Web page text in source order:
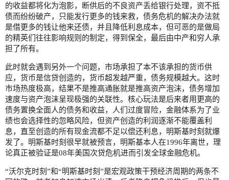
的收益都将化为泡影，断供后的不良资产丢给银行处理，资不抵
债而纷纷破产，只能发行更多的钱来救，债务危机的解决办法就
是借更多的钱让他来还债，并且降低利息成本，但可恶的是做局
的精英们往往影响规则的制定，得到保全，最后由中产和穷人承
担了所有。
此时就会遇到另外一个问题，市场承担了本不该承担的货币供
应，货币是信贷创造的，货币超发越严重，债务规模越大。这时
市场热度极高，结果不是推高通胀就是推高资产泡沫，债务增加
速度与资产泡沫呈现极强的关联性。核心玩法是后来者用更高的
债务置换全面人的债务和收益，人们过度冒险，金融体系为了业
绩也会选择性的忽略风险，但资产创造的利润逐渐不能覆盖利
息，直至创造的所有现金流都不足以偿还利息，明斯基时刻就爆
发了。明斯基时刻很早就被预言，明斯基本人在1996年离世，理
论真正被验证是08年美国次贷危机进而引发全球金融危机。
“沃尔克时刻”和“明斯基时刻”是宏观政策干预经济周期的两条不